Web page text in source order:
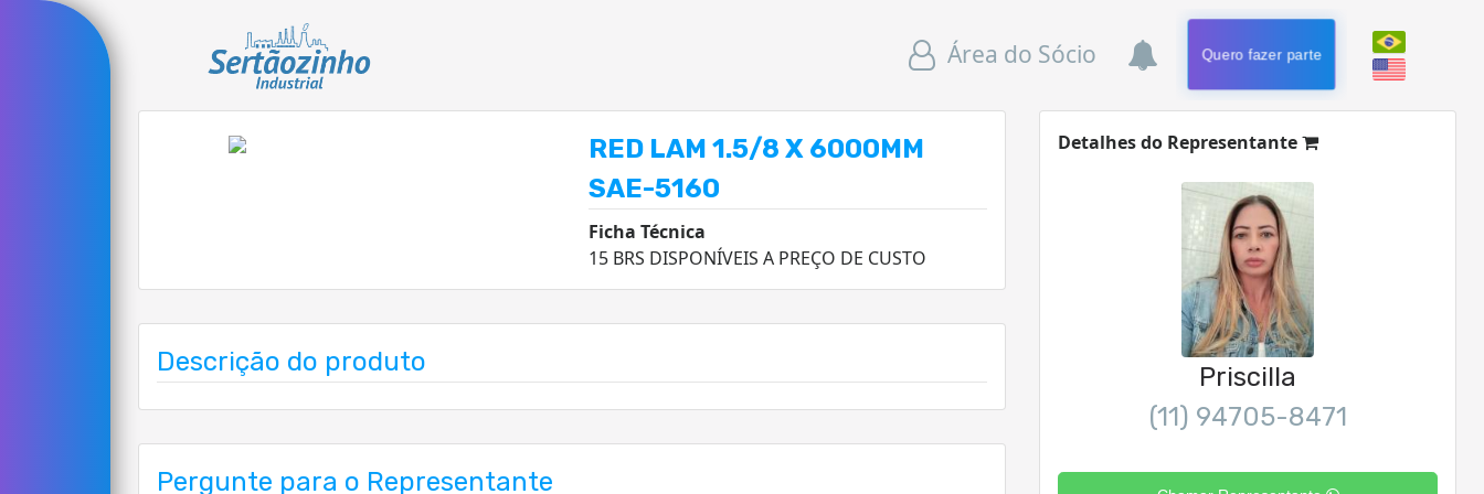
Área do Sócio Quero fazer parte
RED LAM 1.5/8 X 6000MM
SAE-5160
Ficha Técnica
15 BRS DISPONÍVEIS A PREÇO DE CUSTO
Descrição do produto
Pergunte para o Representante
Detalhes do Representante
Priscilla
(11) 94705-8471